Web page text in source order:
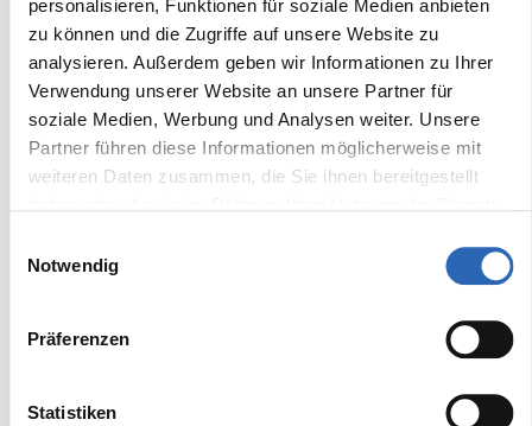
personalisieren, Funktionen für soziale Medien anbieten
zu können und die Zugriffe auf unsere Website zu
analysieren. Außerdem geben wir Informationen zu Ihrer
Verwendung unserer Website an unsere Partner für
soziale Medien, Werbung und Analysen weiter. Unsere
Partner führen diese Informationen möglicherweise mit
weiteren Daten zusammen, die Sie ihnen bereitgestellt
Notwendig
Präferenzen
Statistiken
1780 kg Ja
Frontantrieb
Nein
Sitze
5
Komfort
Fensterheber
Elektrische
Multifunktionslenkrad